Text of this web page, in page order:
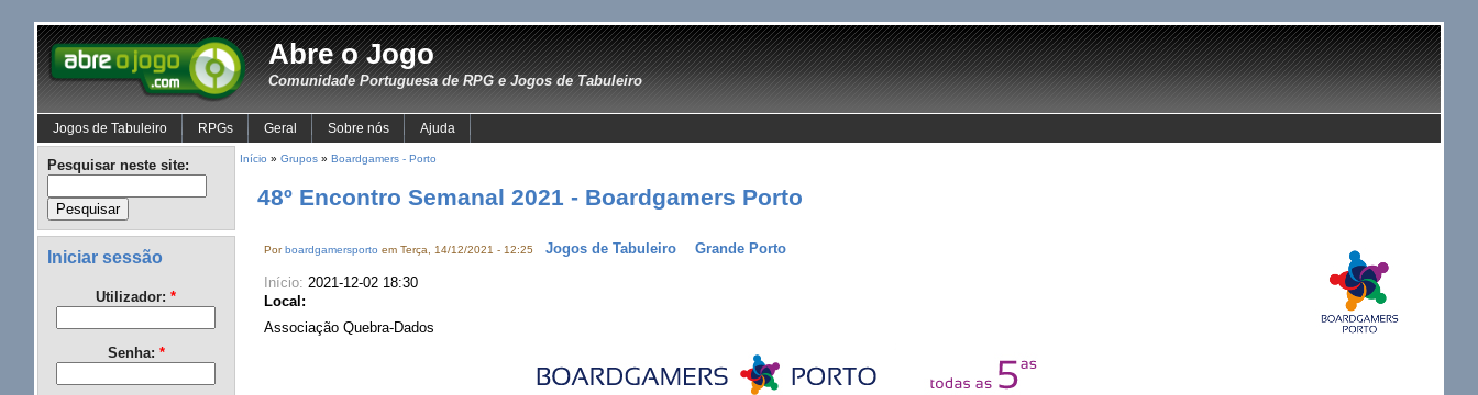
Abre o Jogo
Comunidade Portuguesa de RPG e Jogos de Tabuleiro
Jogos de Tabuleiro RPGs Geral Sobre nós Ajuda
Pesquisar neste site:
Iniciar sessão
Utilizador:*
Senha: *
Início » Grupos» Boardgamers - Porto
48º Encontro Semanal 2021 - Boardgamers Porto
Porboardgamersporto em Terça, 14/12/2021 - 12:25 Jogos de Tabuleiro Grande Porto
Início:2021-12-02 18:30
Local:
Associação Quebra-Dados